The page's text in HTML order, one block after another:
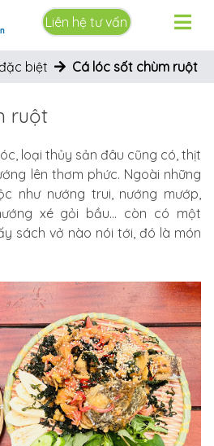
Liên hệ tư vấn
biệt Cá lóc sốt chùm ruột
ruột
loại thủy sản đâu cũng có, thịt
lên thơm phức. Ngoài những
như nướng trui, nướng mướp,
xé gỏi bầu... còn có một
sách vở nào nói tới, đó là món